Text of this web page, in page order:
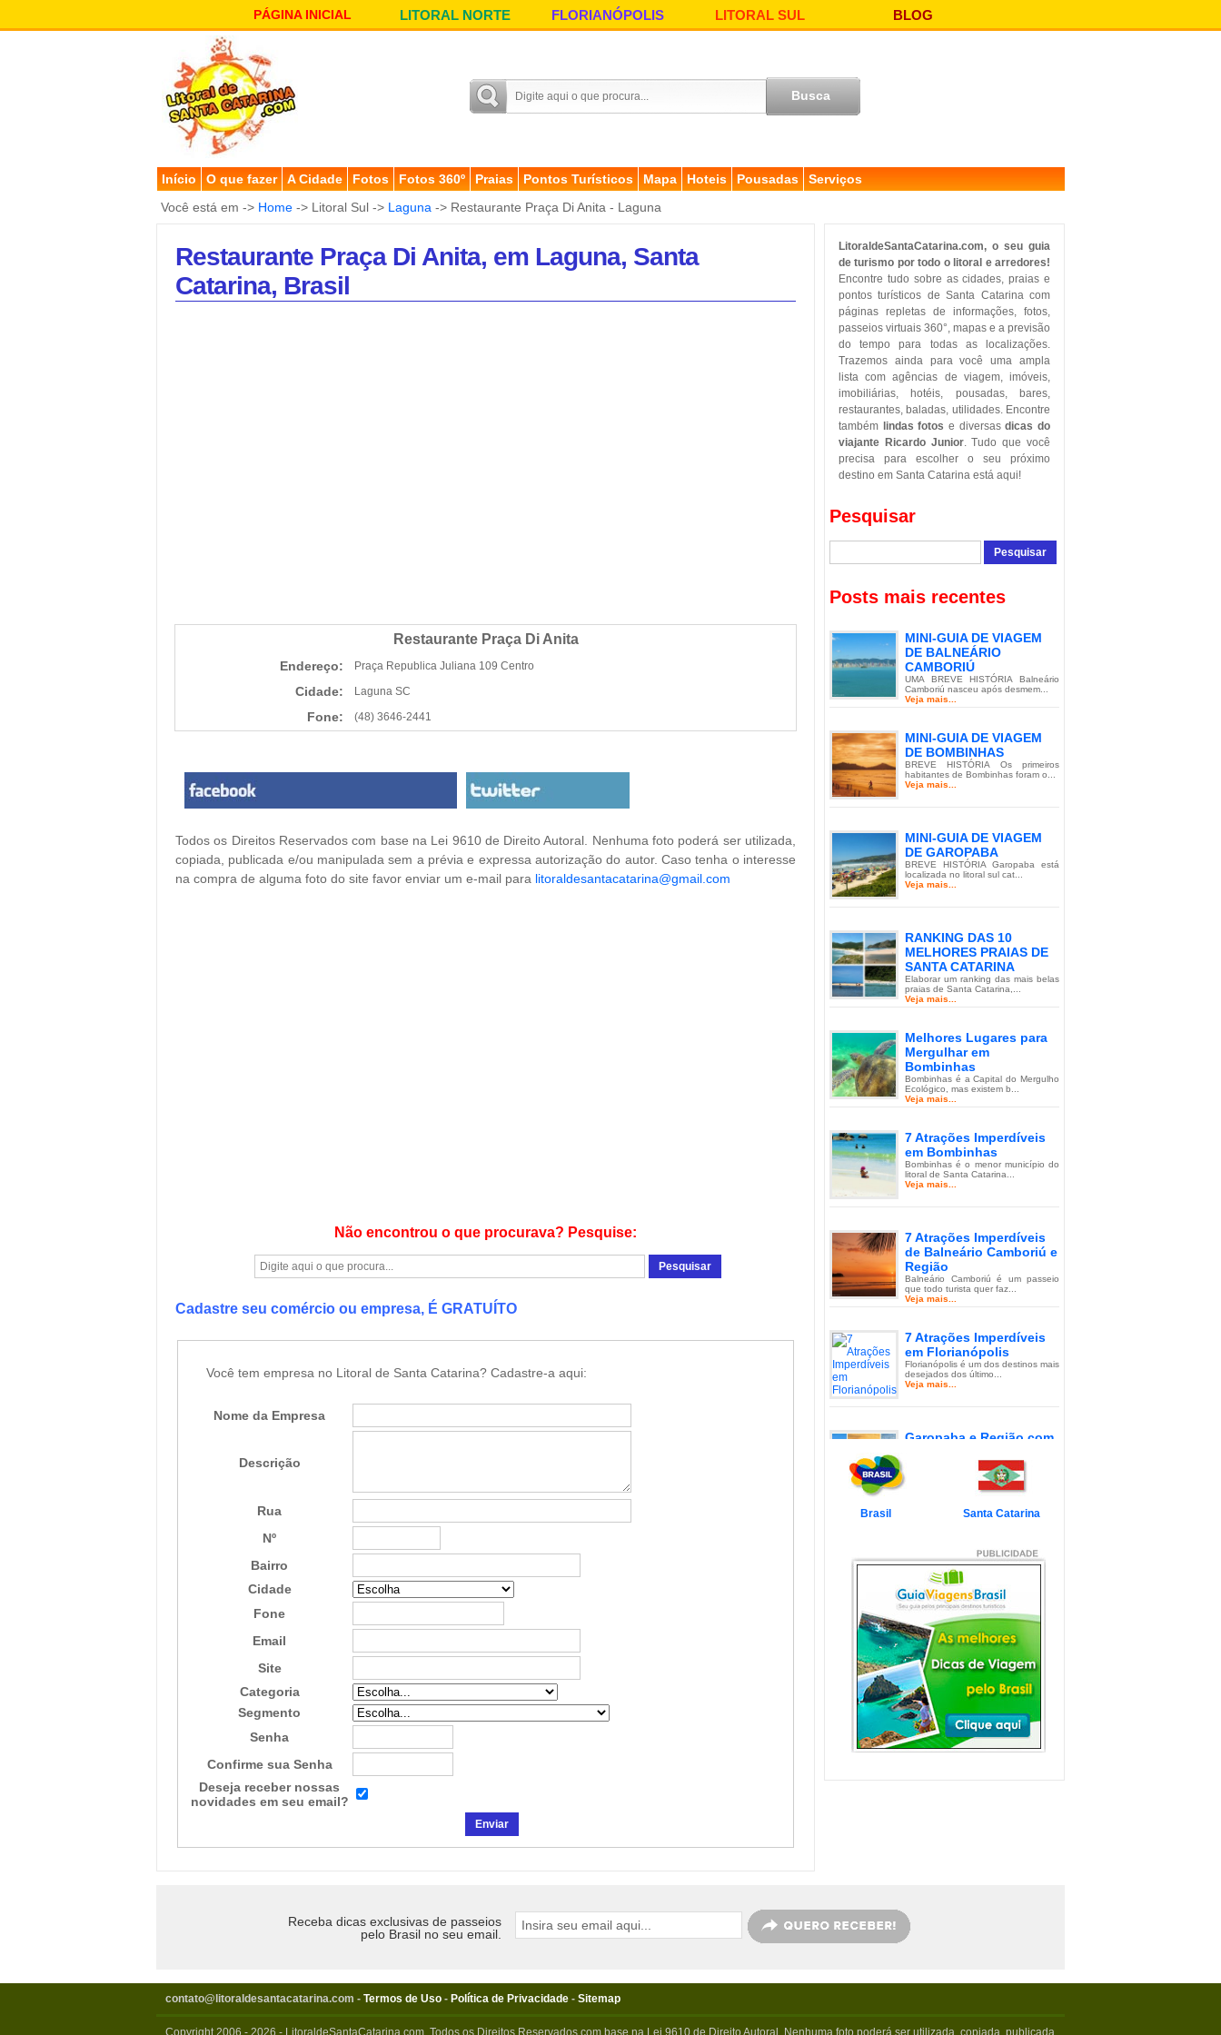
PÁGINA INICIAL LITORAL NORTE FLORIANÓPOLIS LITORAL SUL BLOG
Início O que fazer A Cidade Fotos Fotos 360º Praias Pontos Turísticos Mapa Hoteis Pousadas
Serviços
Você está em -> Home -> Litoral Sul -> Laguna -> Restaurante Praça Di Anita - Laguna
Restaurante Praça Di Anita, em Laguna, Santa
Catarina, Brasil
Restaurante Praça Di Anita
Endereço: Praça Republica Juliana 109 Centro
Cidade: Laguna SC
Fone: (48) 3646-2441
Todos os Direitos Reservados com base na Lei 9610 de Direito Autoral. Nenhuma foto poderá ser utilizada,
copiada, publicada e/ou manipulada sem a prévia e expressa autorização do autor. Caso tenha o interesse
na compra de alguma foto do site favor enviar um e-mail para litoraldesantacatarina@gmail.com
Não encontrou o que procurava? Pesquise:
Cadastre seu comércio ou empresa, É GRATUÍTO
Você tem empresa no Litoral de Santa Catarina? Cadastre-a aqui:
Nome da Empresa
Descrição
Rua
Nº
Bairro
Cidade
Fone
Email
Site
Categoria
Segmento
Senha
Confirme sua Senha
Deseja receber nossas
novidades em seu email?
LitoraldeSantaCatarina.com, o seu guia
de turismo por todo o litoral e arredores!
Encontre tudo sobre as cidades, praias e
pontos turísticos de Santa Catarina com
páginas repletas de informações, fotos,
passeios virtuais 360°, mapas e a previsão
do tempo para todas as localizações.
Trazemos ainda para você uma ampla
lista com agências de viagem, imóveis,
imobiliárias, hotéis, pousadas, bares,
restaurantes, baladas, utilidades. Encontre
também
lindas fotos e diversasdicas do
viajante Ricardo Junior. Tudo que você
precisa para escolher o seu próximo
destino em Santa Catarina está aqui!
Pesquisar
Posts mais recentes
MINI-GUIA DE VIAGEM
DE BALNEÁRIO
CAMBORIÚ
UMA BREVE HISTÓRIA Balneário
Camboriú nasceu após desmem...
Veja mais...
MINI-GUIA DE VIAGEM
DE BOMBINHAS
BREVE HISTÓRIA Os primeiros
habitantes de Bombinhas foram o...
Veja mais...
MINI-GUIA DE VIAGEM
DE GAROPABA
BREVE HISTÓRIA Garopaba está
localizada no litoral sul cat...
Veja mais...
RANKING DAS 10
MELHORES PRAIAS DE
SANTA CATARINA
Elaborar um ranking das mais belas
praias de Santa Catarina,...
Veja mais...
Melhores Lugares para
Mergulhar em
Bombinhas
Bombinhas é a Capital do Mergulho
Ecológico, mas existem b...
Veja mais...
7 Atrações Imperdíveis
em Bombinhas
Bombinhas é o menor município do
litoral de Santa Catarina...
Veja mais...
7 Atrações Imperdíveis
de Balneário Camboriú e
Região
Balneário Camboriú é um passeio
que todo turista quer faz...
Veja mais...
7 Atrações Imperdíveis
em Florianópolis
Florianópolis é um dos destinos mais
desejados dos último...
Veja mais...
Garopaba e Região com
Garopaba é um município de Santa
Catarina a 80 quilômetro...
Veja mais...
com Crianças
Simplesmente magnífico! Assim
pode ser descrito o Litoral d...
Veja mais...
Balneário Camboriú e
arredores com Crianças
Balneário Camboriú fica em Santa
Catarina, mais especifica...
Veja mais...
Florianópolis com
crianças: as melhores
5 PRAIAS DE FLORIPA
Brasil Santa Catarina
Receba dicas exclusivas de passeios
pelo Brasil no seu email.
contato@litoraldesantacatarina.com - Termos de Uso - Política de Privacidade - Sitemap
Copyright 2006 - 2026 - LitoraldeSantaCatarina.com. Todos os Direitos Reservados com base na Lei 9610 de Direito Autoral. Nenhuma foto poderá ser utilizada, copiada, publicada